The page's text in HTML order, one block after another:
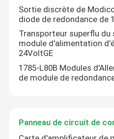
Sortie discrète de
diode de redondance de
Transporteur superflu du
module d'alimentation
24VoltGE
1785-L80B Modules
de module de
Panneau de circuit de